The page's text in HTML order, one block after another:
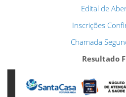
TODOS OS CAMPOS SÃO
Edital de
Inscrições
Chamada
Resultado